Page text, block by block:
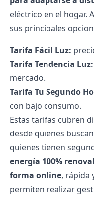
eléctrico en el hogar.
sus principales
Tarifa Fácil Luz:
Tarifa Tendencia Luz:
mercado.
Tarifa Tu Segundo
con bajo consumo.
Estas tarifas cubren
desde quienes
quienes tienen
energía 100%
forma online, rápida
permiten realizar